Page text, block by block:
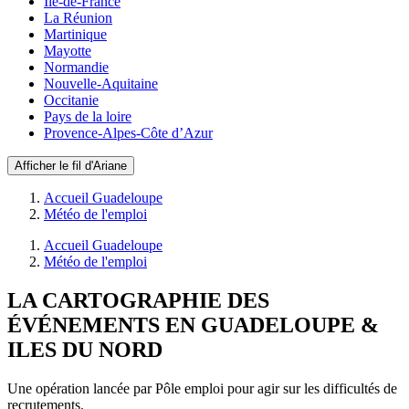
La Réunion
Martinique
Mayotte
Normandie
Nouvelle-Aquitaine
Occitanie
Pays de la loire
Provence-Alpes-Côte d’Azur
Afficher le fil d'Ariane
Accueil Guadeloupe
Météo de l'emploi
Accueil Guadeloupe
Météo de l'emploi
LA CARTOGRAPHIE DES
ÉVÉNEMENTS EN GUADELOUPE &
ILES DU NORD
Une opération lancée par Pôle emploi pour agir sur les difficultés de
recrutements.